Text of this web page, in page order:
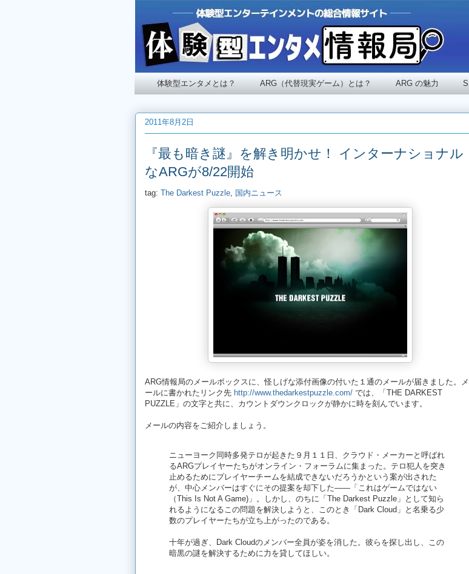
体験型エンタメとは？ ARG（代替現実ゲーム）とは？ ARG の魅力
2011年8月2日
『最も暗き謎』を解き明かせ！ インターナショナル
なARGが8/22開始
tag: The Darkest Puzzle 国内ニュース
ARG情報局のメールボックスに、怪しげな添付画像の付いた１通のメールが届きました。メ
ールに書かれたリンク先 http://www.thedarkestpuzzle.com/ では、「THE DARKEST
PUZZLE」の文字と共に、カウントダウンクロックが静かに時を刻んでいます。
メールの内容をご紹介しましょう。
ニューヨーク同時多発テロが起きた９月１１日、クラウド・メーカーと呼ばれ
るARGプレイヤーたちがオンライン・フォーラムに集まった。テロ犯人を突き
止めるためにプレイヤーチームを結成できないだろうかという案が出された
が、中心メンバーはすぐにその提案を却下した——「これはゲームではない
（This Is Not A Game)」。しかし、のちに「The Darkest Puzzle」として知ら
れるようになるこの問題を解決しようと、このとき「Dark Cloud」と名乗る少
数のプレイヤーたちが立ち上がったのである。
十年が過ぎ、Dark Cloudのメンバー全員が姿を消した。彼らを探し出し、この
暗黒の謎を解決するために力を貸してほしい。